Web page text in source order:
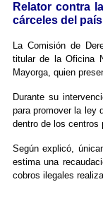
Relator contra
cárceles del país
La Comisión de
titular de la Oficina
Mayorga, quien
Durante su
para promover la ley
dentro de los centros
Según explicó,
estima una
cobros ilegales